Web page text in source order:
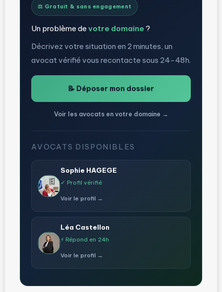
⚖️ Gratuit & sans engagement
Un problème de votre domaine ?
Décrivez votre situation en 2 minutes, un
avocat vérifié vous recontacte sous 24-48h.
📝 Déposer mon dossier
Voir les avocats en votre domaine →
AVOCATS DISPONIBLES
Sophie HAGEGE
✓ Profil vérifié
Voir le profil →
Léa Castellon
⚡ Répond en 24h
Voir le profil →